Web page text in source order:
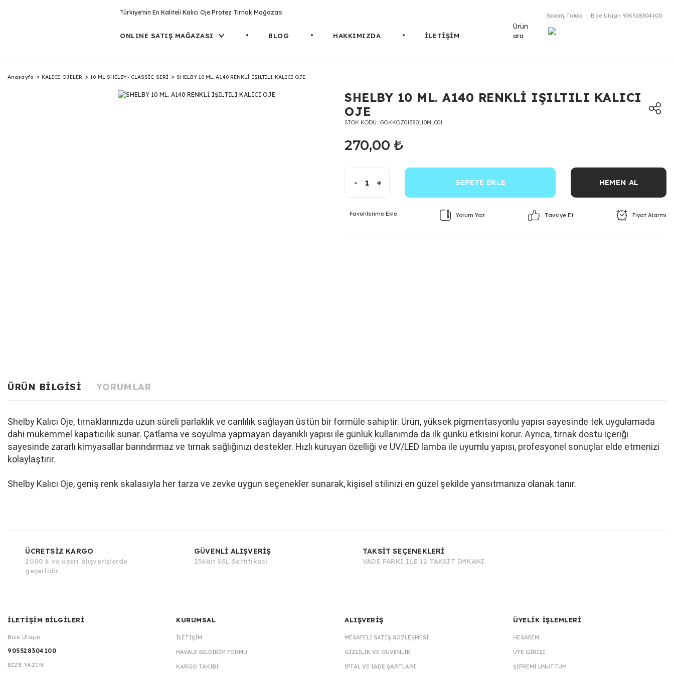
Türkiye'nin En Kaliteli Kalıcı Oje Protez Tırnak Mağazası
ONLINE SATIŞ MAĞAZASI BLOG HAKKIMIZDA İLETİŞİM
Sipariş Takip Bize Ulaşın 905528304100
Ürün
ara
Anasayfa KALICI OJELER 10 ML SHELBY- CLASSİC SERİ SHELBY 10 ML. A140 RENKLİ IŞILTILI KALICI OJE
SHELBY 10 ML. A140 RENKLİ IŞILTILI KALICI
OJE
STOK KODU GOKKOZ01380110ML001
270,00 ₺
- + SEPETE EKLE HEMEN AL
Yorum Yaz Tavsiye Et Fiyat Alarmı
ÜRÜN BILGISI YORUMLAR
Shelby Kalıcı Oje, tırnaklarınızda uzun süreli parlaklık ve canlılık sağlayan üstün bir formüle sahiptir. Ürün, yüksek pigmentasyonlu yapısı sayesinde tek uygulamada
dahi mükemmel kapatıcılık sunar. Çatlama ve soyulma yapmayan dayanıklı yapısı ile günlük kullanımda da ilk günkü etkisini korur. Ayrıca, tırnak dostu içeriği
sayesinde zararlı kimyasallar barındırmaz ve tırnak sağlığınızı destekler. Hızlı kuruyan özelliği ve UV/LED lamba ile uyumlu yapısı, profesyonel sonuçlar elde etmenizi
kolaylaştırır.
Shelby Kalıcı Oje, geniş renk skalasıyla her tarza ve zevke uygun seçenekler sunarak, kişisel stilinizi en güzel şekilde yansıtmanıza olanak tanır.
ÜCRETSİZ KARGO
2000 ₺ ve üzeri alışverişlerde
geçerlidir.
GÜVENLİ ALIŞVERİŞ
256bit SSL Sertifikası
TAKSİT SEÇENEKLERİ
VADE FARKI İLE 12 TAKSİT İMKANI
İLETİŞİM BİLGİLERİ
Bize Ulaşın
905528304100
BİZE YAZIN
KURUMSAL
İLETIŞIM
HAVALE BILDIRIM FORMU
KARGO TAKIBI
ALIŞVERİŞ
MESAFELI SATIŞ SÖZLEŞMESI
GIZLILIK VE GÜVENLIK
İPTAL VE İADE ŞARTLARI
ÜYELİK İŞLEMLERİ
HESABIM
ÜYE GIRIŞI
ŞIFREMI UNUTTUM